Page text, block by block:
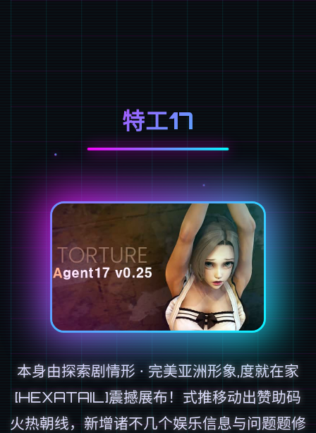
特工17
本身由探索剧情形 · 完美亚洲形象,度就在家
[HEXATAIL]震撼展布！式推移动出赞助码
火热朝线，新增诸不几个娱乐信息与问题题修